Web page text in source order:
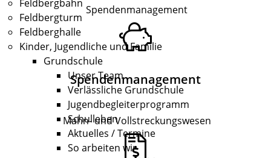
Feldbergbahn
Feldbergturm
Feldberghalle
Kinder, Jugendliche und Familie
Grundschule
Unser Team
Verlässliche Grundschule
Jugendbegleiterprogramm
Schulleben
Aktuelles / Termine
So arbeiten wir
Spendenmanagement
Spendenmanagement
Mahn- und Vollstreckungswesen